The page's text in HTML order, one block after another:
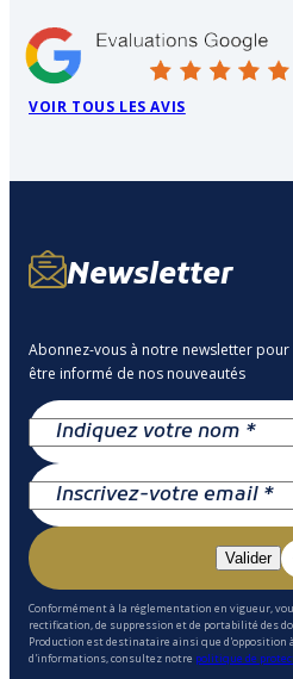
VOIR TOUS LES AVIS
Newsletter
Abonnez-vous à notre newsletter
être informé de nos nouveautés
Conformément à la réglementation en vigueur,
rectification, de suppression et de portabilité des
Production est destinataire ainsi que
d'informations, consultez notre politique de